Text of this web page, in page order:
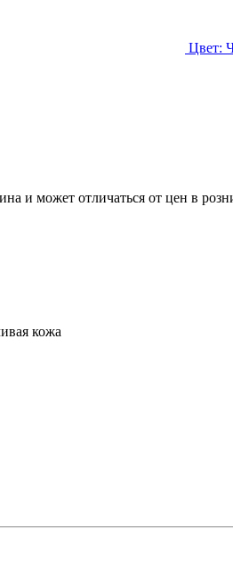
Цвет:
и может отличаться от цен в
кожа